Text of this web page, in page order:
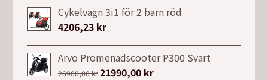
Cykelvagn 3i1 för 2 barn röd
4206,23 kr
Arvo Promenadscooter P300 Svart
26900,00kr Det
21990,00 krDet